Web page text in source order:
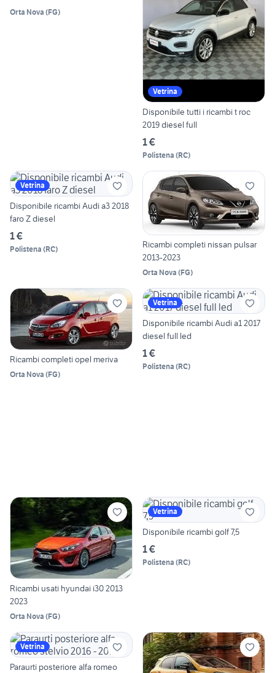
Orta Nova (FG)
Vetrina
Disponibile tutti i ricambi t roc
2019 diesel full
1 €
Polistena (RC)
Vetrina
Disponibile ricambi Audi a3 2018
faro Z diesel
1 €
Polistena (RC)
Ricambi completi nissan pulsar
2013-2023
Orta Nova (FG)
Ricambi completi opel meriva
Orta Nova (FG)
Vetrina
Disponibile ricambi Audi a1 2017
diesel full led
1 €
Polistena (RC)
Ricambi usati hyundai i30 2013
2023
Orta Nova (FG)
Vetrina
Disponibile ricambi golf 7,5
1 €
Polistena (RC)
Vetrina
Paraurti posteriore alfa romeo